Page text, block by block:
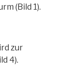
(Bild 1).
zur
4).